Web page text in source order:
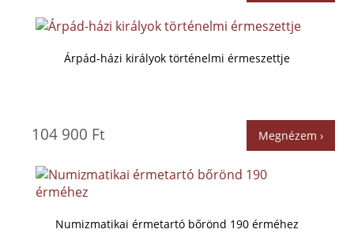
Árpád-házi királyok történelmi érmeszettje
104 900 Ft Megnézem ›
Numizmatikai érmetartó bőrönd 190 érméhez